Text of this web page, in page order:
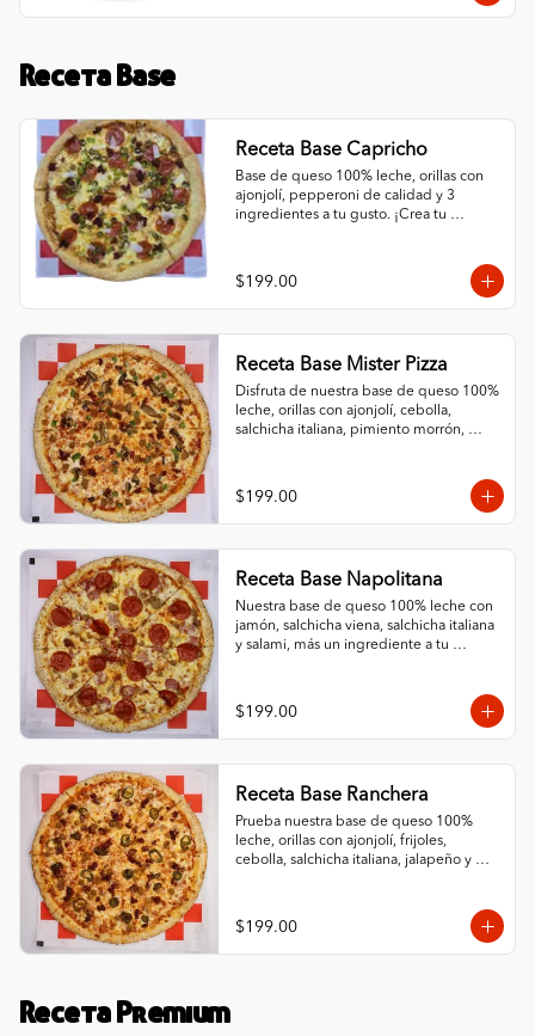
Receta Base
Receta Base Capricho
Base de queso 100% leche, orillas con
ajonjolí, pepperoni de calidad y 3
ingredientes a tu gusto. ¡Crea tu
$199.00
Receta Base Mister Pizza
Disfruta de nuestra base de queso 100%
leche, orillas con ajonjolí, cebolla,
salchicha italiana, pimiento morrón,
$199.00
Receta Base Napolitana
Nuestra base de queso 100% leche con
jamón, salchicha viena, salchicha italiana
y salami, más un ingrediente a tu
$199.00
Receta Base Ranchera
Prueba nuestra base de queso 100%
leche, orillas con ajonjolí, frijoles,
cebolla, salchicha italiana, jalapeño y
$199.00
Receta Premium